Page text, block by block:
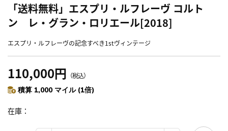
「送料無料」エスプリ・ルフレーヴ コルト
ン レ・グラン・ロリエール[2018]
エスプリ・ルフレーヴの記念すべき1stヴィンテージ
110,000円 （税込）
積算 1,000 マイル (1倍)
在庫